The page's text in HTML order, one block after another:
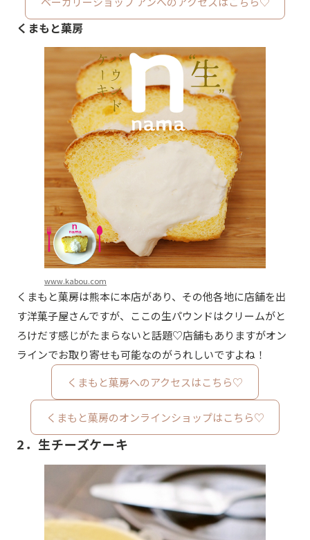
くまもと菓房
www.kabou.com
くまもと菓房は熊本に本店があり、その他各地に店舗を出
す洋菓子屋さんですが、ここの生パウンドはクリームがと
ろけだす感じがたまらないと話題♡店舗もありますがオン
ラインでお取り寄せも可能なのがうれしいですよね！
くまもと菓房へのアクセスはこちら♡
くまもと菓房のオンラインショップはこちら♡
2．生チーズケーキ